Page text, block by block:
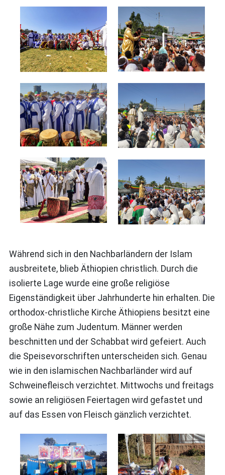
Während sich in den Nachbarländern der Islam
ausbreitete, blieb Äthiopien christlich. Durch die
isolierte Lage wurde eine große religiöse
Eigenständigkeit über Jahrhunderte hin erhalten. Die
orthodox-christliche Kirche Äthiopiens besitzt eine
große Nähe zum Judentum. Männer werden
beschnitten und der Schabbat wird gefeiert. Auch
die Speisevorschriften unterscheiden sich. Genau
wie in den islamischen Nachbarländer wird auf
Schweinefleisch verzichtet. Mittwochs und freitags
sowie an religiösen Feiertagen wird gefastet und
auf das Essen von Fleisch gänzlich verzichtet.